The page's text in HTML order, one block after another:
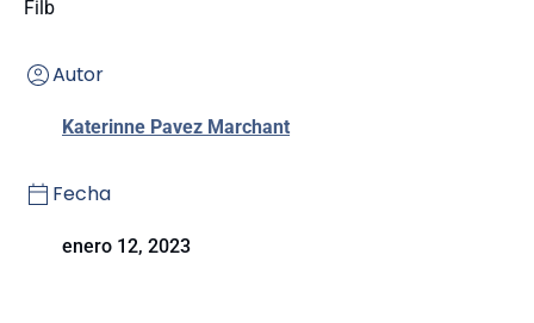
Filb
Autor
Katerinne Pavez Marchant
Fecha
enero 12, 2023